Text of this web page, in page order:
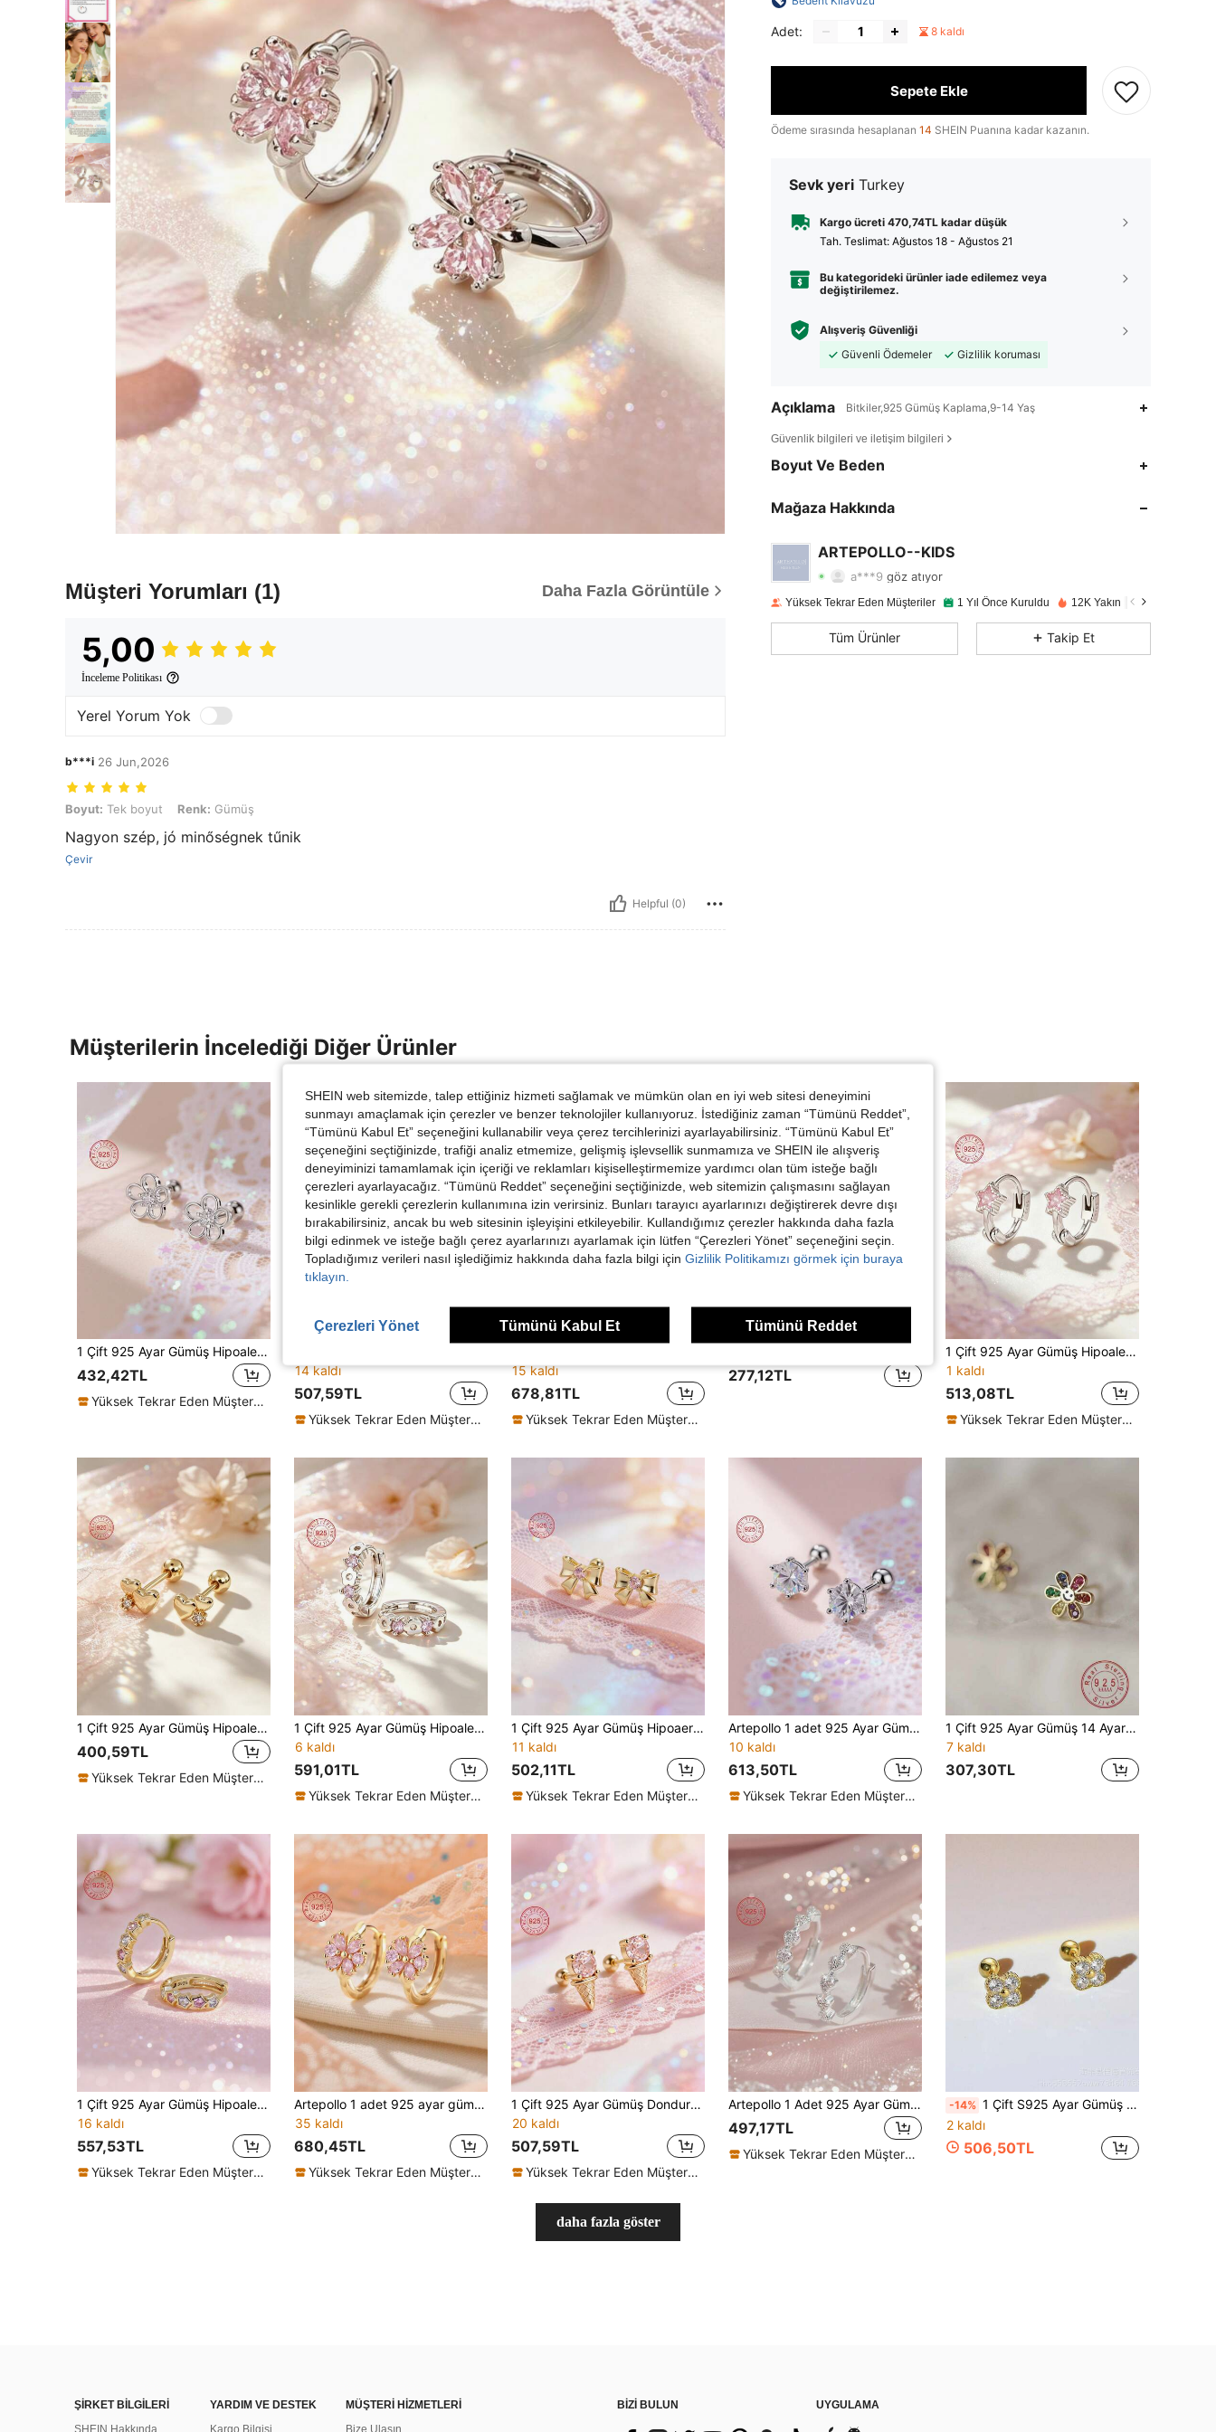
Müşteri Yorumları (1) Daha Fazla Görüntüle
5,00
İnceleme Politikası
Yerel Yorum Yok
b***i 26 Jun,2026
Boyut: Tek boyut, Renk: Gümüş
Boyut: Tek boyut Renk: Gümüş
Nagyon szép, jó minőségnek tűnik
Çevir
Helpful (0)
Adet: 8 kaldı
Sepete Ekle
Ödeme sırasında hesaplanan 14 SHEIN Puanına kadar kazanın.
Sevk yeri Turkey
Kargo ücreti 470,74TL kadar düşük
Tah. Teslimat: Ağustos 18 - Ağustos 21
Bu kategorideki ürünler iade edilemez veya
değiştirilemez.
Alışveriş Güvenliği
Güvenli Ödemeler
Gizlilik koruması
Açıklama Bitkiler,925 Gümüş Kaplama,9-14 Yaş
Güvenlik bilgileri ve iletişim bilgileri
Boyut Ve Beden
Mağaza Hakkında
ARTEPOLLO--KIDS
4,89
4,89
4,89 128
a***9 göz atıyor
4,89 Derecelendirme
4,89 128 16K
Yüksek Tekrar Eden Müşteriler 1 Yıl Önce Kuruldu 12K Yakın zamanda satıldı
Tüm Ürünler Takip Et
Müşterilerin İncelediği Diğer Ürünler
1 Çift 925 Ayar Gümüş Hipoalerjenik Küçük Çiçek Şekilli Küpe, İçi Boş Tasarım, Parlak Kübik Zirkon Taşlı, Vidalı Kilitli, Zarif ve Şirin, Hediye Kutulu, Günlük Kullanım veya Festivaller İçin Uygun, Kızlar, Arkadaşlar, Okula Dönüş, Noel İçin Hediye
432,42TL
Yüksek Tekrar Eden Müşteriler
14 kaldı
507,59TL
Yüksek Tekrar Eden Müşteriler
15 kaldı
678,81TL
Yüksek Tekrar Eden Müşteriler
277,12TL
1 Çift 925 Ayar Gümüş Hipoalerjenik Yıldız Küpe, Sevimli ve Şirin, Pembe Zirkon Taşlı, Zarif ve Güzel, Hediye Kutusu Ambalajında, Günlük veya Tatil İçin Uygun, Kız Çocuklar, Arkadaşlar İçin Hediye, Okula Dönüş, Tatil Hediyesi
1 kaldı
513,08TL
Yüksek Tekrar Eden Müşteriler
1 Çift 925 Ayar Gümüş Hipoalerjenik Çift Kalp Şeklinde Küpe, Sevimli ve Şirin Tasarım, Parıldayan Kübik Zirkon Taşlı, Güvenli Kullanım İçin Spiral Küpe Arkalıkları, Hediye Kutusunda Gelir, Günlük Kullanım veya Tatiller İçin Uygundur, Kızlar, Arkadaşlar, Okula Dönüş, Tatiller İçin Harika Bir Hediye
400,59TL
Yüksek Tekrar Eden Müşteriler
1 Çift 925 Ayar Gümüş Hipoalerjenik Çiçek Motifli Küpe, Sevimli ve Şirin, Pembe Zirkon Taşlı, Zarif ve Güzel, Hediye Kutusu Ambalajlı, Günlük Kullanım veya Festivaller İçin Uygun, Kızlar, Arkadaşlar İçin Hediye, Okula Dönüş, Tatil Hediyesi
6 kaldı
591,01TL
Yüksek Tekrar Eden Müşteriler
1 Çift 925 Ayar Gümüş Hipoaerjenik Fiyonk Küpe, Sevimli ve Eğlenceli, Pembe Zirkonya Taşlı, Düşmeyi Önleyen Spiral Kulak Arkası, Zarif ve Şirin, Hediye Kutulu, Günlük veya Tatil Kullanımı İçin Uygun, Kızlar İçin Hediye, Kız Çocuğu İçin Hediye, Arkadaşlar İçin Hediye, Okula Dönüş Hediyesi, Tatil Hediyesi
11 kaldı
502,11TL
Yüksek Tekrar Eden Müşteriler
Artepollo 1 adet 925 Ayar Gümüş Hipoalerjenik Zirkon Taşlı Küpe, Parlak ve Göz Kamaştırıcı, Spiral Küpeler Düşmez, Hediye Kutusu Ambalajı, Lüks ve Zarif, Günlük veya Tatil Kullanımına Uygun, Kızlar, Arkadaşlar İçin Hediye, Okula Dönüş İçin İdeal
10 kaldı
613,50TL
Yüksek Tekrar Eden Müşteriler
1 Çift 925 Ayar Gümüş 14 Ayar Altın Kaplama Çok Renkli Gülümseyen Çiçek Sevimli Küpe Kız İçin
7 kaldı
307,30TL
1 Çift 925 Ayar Gümüş Hipoalerjenik Yıldız Küpe, Pembe ve Beyaz Kübik Zirkon Taşlarla Süslü, Rüya Gibi ve Göz Kamaştırıcı, Hediye Kutusu Ambalajında, Günlük veya Tatil Kullanımına Uygun, Kızlar, Arkadaşlar İçin Hediye, Okula Dönüş, Noel, Yeni Yıl
16 kaldı
557,53TL
Yüksek Tekrar Eden Müşteriler
Artepollo 1 adet 925 ayar gümüş, düşük alerjenli, pembe zirkon taşlarla süslenmiş, tatlı ve zarif, hediye kutusu ambalajında, lüks ve rafine, günlük veya özel günler için uygun, kızlar, arkadaşlar, okula dönüş, Noel için hediye.
35 kaldı
680,45TL
Yüksek Tekrar Eden Müşteriler
1 Çift 925 Ayar Gümüş Dondurma Şeklinde Küpe, Sevimli ve Eğlenceli Tasarım, Parlak Zirkon Taşlarla Süslenmiş, Güvenli Kullanım İçin Spiral Küpe Arkalıkları, Hediye Kutusunda Gelir, Günlük Kullanım veya Tatiller İçin Uygundur, Kızlar, Arkadaşlar, Okula Dönüş, Festivaller İçin Harika Bir Hediye
20 kaldı
507,59TL
Yüksek Tekrar Eden Müşteriler
Artepollo 1 Adet 925 Ayar Gümüş Hipoalerjenik Kalp Şeklinde Halka Küpe, Işıltılı Kübik Zirkonya ile Kaplı, Zarif ve Nefis, Kızlar, Arkadaşlar ve Okula Dönüş İçin Hediye
497,17TL
Yüksek Tekrar Eden Müşteriler
-14% 1 Çift S925 Ayar Gümüş Şanslı Dört Yapraklı Yonca Küpe, Sentetik Zirkon Taşlarla Süslenmiş, Taze Tasarım, Orman Tarzı, Parlak ve Zarif Niş Moda Çok Yönlü Küpeler, Günlük Kullanım, Parti veya Festivaller İçin Kızlara İdeal Hediye
2 kaldı
506,50TL
daha fazla göster
ŞİRKET BİLGİLERİ
SHEIN Hakkında
YARDIM VE DESTEK
Kargo Bilgisi
MÜŞTERİ HİZMETLERİ
Bize Ulaşın
BİZİ BULUN UYGULAMA
SHEIN web sitemizde, talep ettiğiniz hizmeti sağlamak ve mümkün olan en iyi web sitesi deneyimini
sunmayı amaçlamak için çerezler ve benzer teknolojiler kullanıyoruz. İstediğiniz zaman “Tümünü Reddet”,
“Tümünü Kabul Et” seçeneğini kullanabilir veya çerez tercihlerinizi ayarlayabilirsiniz. “Tümünü Kabul Et”
seçeneğini seçtiğinizde, trafiği analiz etmemize, gelişmiş işlevsellik sunmamıza ve SHEIN ile alışveriş
deneyiminizi tamamlamak için içeriği ve reklamları kişiselleştirmemize yardımcı olan tüm isteğe bağlı
çerezleri ayarlayacağız. “Tümünü Reddet” seçeneğini seçtiğinizde, web sitemizin çalışmasını sağlayan
kesinlikle gerekli çerezlerin kullanımına izin verirsiniz. Bunları tarayıcı ayarlarınızı değiştirerek devre dışı
bırakabilirsiniz, ancak bu web sitesinin işleyişini etkileyebilir. Kullandığımız çerezler hakkında daha fazla
bilgi edinmek ve isteğe bağlı çerez ayarlarınızı ayarlamak için lütfen “Çerezleri Yönet” seçeneğini seçin.
Topladığımız verileri nasıl işlediğimiz hakkında daha fazla bilgi için Gizlilik Politikamızı görmek için buraya
tıklayın.
Çerezleri Yönet Tümünü Kabul Et Tümünü Reddet